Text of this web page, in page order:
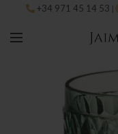
+34 971 45 14 53 |